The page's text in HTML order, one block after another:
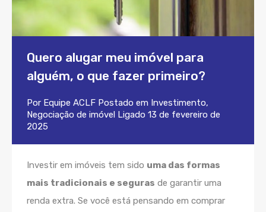
Quero alugar meu imóvel para
alguém, o que fazer primeiro?
Por Equipe ACLF Postado em Investimento,
Negociação de imóvel Ligado 13 de fevereiro de
2025
Investir em imóveis tem sido uma das formas
mais tradicionais e seguras de garantir uma
renda extra. Se você está pensando em comprar